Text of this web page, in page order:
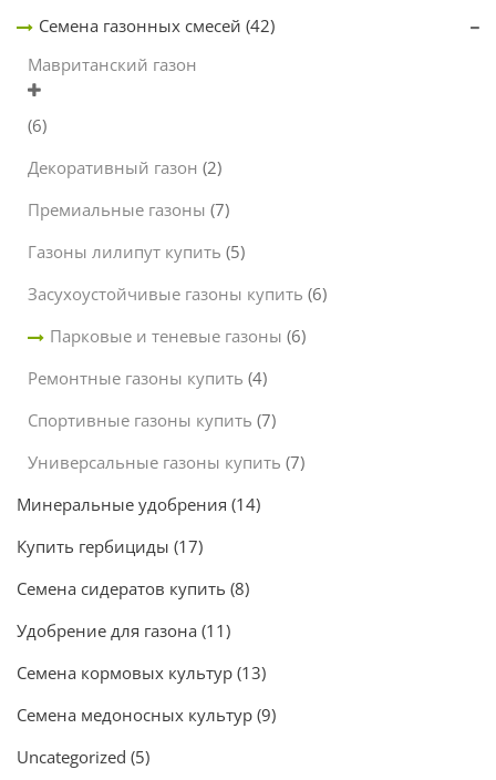
Семена газонных смесей (42)
Мавританский газон
(6)
Декоративный газон (2)
Премиальные газоны (7)
Газоны лилипут купить (5)
Засухоустойчивые газоны купить (6)
Парковые и теневые газоны (6)
Ремонтные газоны купить (4)
Спортивные газоны купить (7)
Универсальные газоны купить (7)
Минеральные удобрения (14)
Купить гербициды (17)
Семена сидератов купить (8)
Удобрение для газона (11)
Семена кормовых культур (13)
Семена медоносных культур (9)
Uncategorized (5)